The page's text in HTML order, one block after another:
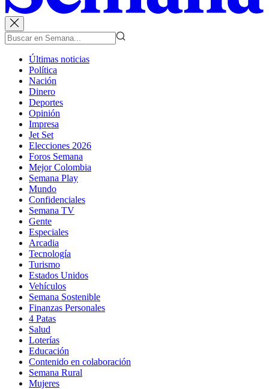
Últimas noticias
Política
Nación
Dinero
Deportes
Opinión
Impresa
Jet Set
Elecciones 2026
Foros Semana
Mejor Colombia
Semana Play
Mundo
Confidenciales
Semana TV
Gente
Especiales
Arcadia
Tecnología
Turismo
Estados Unidos
Vehículos
Semana Sostenible
Finanzas Personales
4 Patas
Salud
Loterías
Educación
Contenido en colaboración
Semana Rural
Mujeres